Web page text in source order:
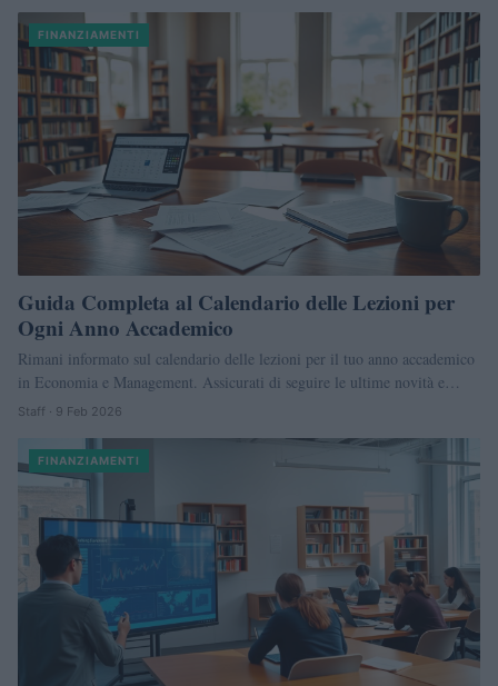
FINANZIAMENTI
Guida Completa al Calendario delle Lezioni per
Ogni Anno Accademico
Rimani informato sul calendario delle lezioni per il tuo anno accademico
in Economia e Management. Assicurati di seguire le ultime novità e…
Staff · 9 Feb 2026
FINANZIAMENTI